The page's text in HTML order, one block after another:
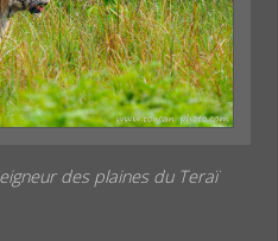
des plaines du Teraï